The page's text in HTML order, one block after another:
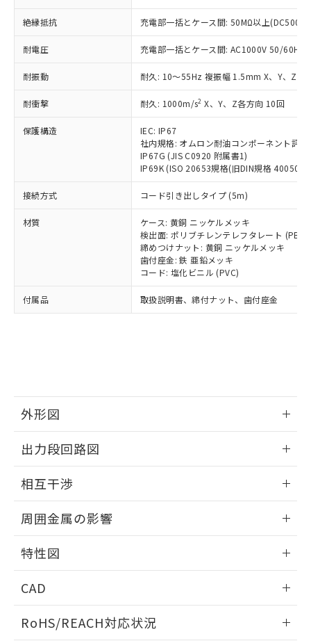
絶縁抵抗 充電部一括とケース間: 50MΩ以上(DC500V
耐電圧 充電部一括とケース間: AC1000V 50/60Hz
耐振動 耐久: 10～55Hz 複振幅 1.5mm X、Y、Z各
耐衝撃 耐久: 1000m/s2 X、Y、Z各方向 10回
保護構造
IEC: IP67
社内規格: オムロン耐油コンポーネント評
IP67G (JIS C0920 附属書1)
IP69K (ISO 20653規格(旧DIN規格 40050
接続方式 コード引き出しタイプ (5m)
材質
ケース: 黄銅 ニッケルメッキ
検出面: ポリブチレンテレフタレート (PBT)
締めつけナット: 黄銅 ニッケルメッキ
歯付座金: 鉄 亜鉛メッキ
コード: 塩化ビニル (PVC)
付属品 取扱説明書、締付ナット、歯付座金
外形図
外形図
出力段回路図
出力段回路図
相互干渉
相互干渉
周囲金属の影響
周囲金属の影響
特性図
検出物体の大きさと材質による影響
CAD
ドすることができます。
RoHS/REACH対応状況
在庫状況および標準価格照会結果は、
タに基づき作成されるものであり、閲
覧された時点での実際の在庫および標
準価格とは異なる場合があることをご
了承ください。
正式な納期状況および標準価格はお客
様のお取引先、またはお客様担当のオ
ムロン制御機器販売店・当社販売員に
ご相談ください。
オムロン制御機器販売店や当社販売拠
販売ネットワーク
」をご確認
在庫状況および標準価格結果を当社の
事前の承諾なく第三者に漏洩または開
示しないようお願いします。
マイパーツ機能（部品リスト作成サー
ビス）をご利用いただくには、I-Web
メンバーズにご登録されている必要が
お客様が当ウェブサイト上で当社にご
※当社の共同利用者とは、"個人情報
指します。
むを得ず変更することがあります。
*EU RoHS指令（10物質）：
鉛(Pb) 1000ppm以下、 水銀(Hg) 1000ppm以下、 カド
類(PBB) 1000ppm以下、ポリ臭化ジフェニルエーテル類
(PBDE) 1000ppm以下、フタル酸ビス(2-エチルヘキシ
ル) (DEHP)(別名：DOP) 1000ppm以下、フタル酸ブチ
ルベンジル（BBP） 1000ppm以下、フタル酸ジブチル
(DIBP) 1000ppm以下
但し、RoHS指令で産業用監視および制御機器に対する
フタル酸エステル類の４物質については閾値を超える意
図的な使用がないことを確認しています。
部品在庫の切り替え状況などにより、予定
月が前後することがあります。
※3 非含有証明書ダウンロード
51物質の非含有証明書（当社基準）
※本証明書は発行日時点で非含有を証明す
るもので、過去に遡って非含有を証明する
ものではありません。
また、RoHS指令のフタル酸エステル類４
物質の対応では、対応完了までの期間は出
荷製品に未対応品が混在することから備考
既に当社にて対応品への在庫切替を完了
していることから、特段のことがない限
り、2022年1月12日より割愛しておりま
「－」：未確認です。当社販売部門へお問
い合わせください。
*中国RoHS10物質の基準値 (GB/T26572)：
Pb(鉛) :1000ppm、 Hg(水銀) : 1000ppm、 Cd(カドミウ
Cr(Ⅵ)(六価クロム) : 1000ppm、 PBBs(ポリ臭化ビフェ
ニル類) : 1000ppm、 PBDEs(ポリ臭化ジフェニルエーテ
ル) : 1000ppm、
DEHP(フタル酸ビス(2-エチルヘキシル)) : 1000ppm
※2 環境保護使用期限
「ｅ」：有害物質（10物質）のすべてが基
準値以下であることを示します。
「10」：通常の使用状況下において有害物
質が外部に漏えいし、環境に深刻な影響を
及ぼさない年数を意味します。
「－」：未確認です。当社販売部門へお問
い合わせください。
為替および外国貿易法に定める商品
（以下｢規制貨物等」という）を輸出
または国外への提供する場合は、日本
国政府の輸出許可(または役務取引許
可)を取得するなどの必要な手続きを
当社は規制貨物を破棄する場合は、完
全に破砕するなど、違法に輸出されな
いよう必要な手段を講じます。
当社は貴社製品を、核兵器、ミサイ
ル、化学兵器、生物兵器またはその他
武器並びにこれらの製造装置等に一切
当社は、貴社製品を第三者に販売する
場合は、上記1、2および3の内容を当
該第三者に通知します。また当社は、
販売先および販売に係わる関係者が違
法に輸出するおそれがある場合は、取
り引きをいたしません。
一定数以上の在庫あり
一定数には満たないが在庫あり
在庫なし(最新の在庫状況につ
いては、お客様のお取引先、ま
たはお客様担当のオムロン制御
機器販売店・当社販売員にご確
認ください)
受注生産機種、また在庫状況の
情報を公開していない機種